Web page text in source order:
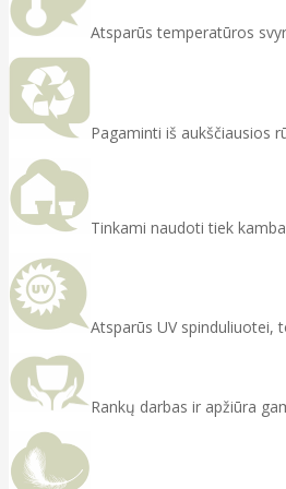
Atsparūs temperatūros
Pagaminti iš aukščiausios
Tinkami naudoti tiek
Atsparūs UV spinduliuotei,
Rankų darbas ir apžiūra